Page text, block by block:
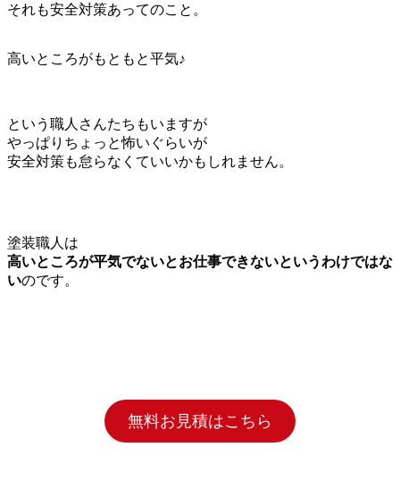
それも安全対策あってのこと。
高いところがもともと平気♪
という職人さんたちもいますが
やっぱりちょっと怖いぐらいが
安全対策も怠らなくていいかもしれません。
塗装職人は
高いところが平気でないとお仕事できないというわけではな
いのです。
無料お見積はこちら